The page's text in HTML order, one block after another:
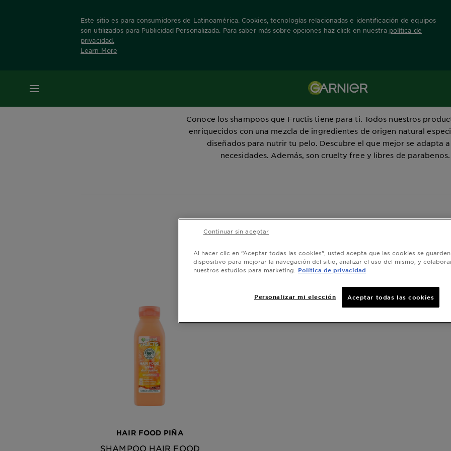
Este sitio es para consumidores de Latinoamérica. Cookies, tecnologías relacionadas e identificación de equipos
son utilizados para Publicidad Personalizada. Para saber más sobre opciones haz click en nuestra política de
privacidad
Learn More
MENÚ
Home
Shampoo Fructis| Garnier Colombia
Conoce los shampoos que Fructis tiene para ti. Todos nuestros
enriquecidos con una mezcla de ingredientes de origen natural
diseñados para nutrir tu pelo. Descubre el que mejor se adapta
necesidades. Además, son cruelty free y libres de parabenos.
HAIR FOOD PIÑA
SHAMPOO HAIR FOOD
Al hacer clic en “Aceptar todas las cookies”, usted acepta que las cookies se
dispositivo para mejorar la navegación del sitio, analizar el uso del mismo, y
nuestros estudios para marketing.
Política de privacidad
Personalizar mi elección Aceptar todas las cookies
Continuar sin aceptar